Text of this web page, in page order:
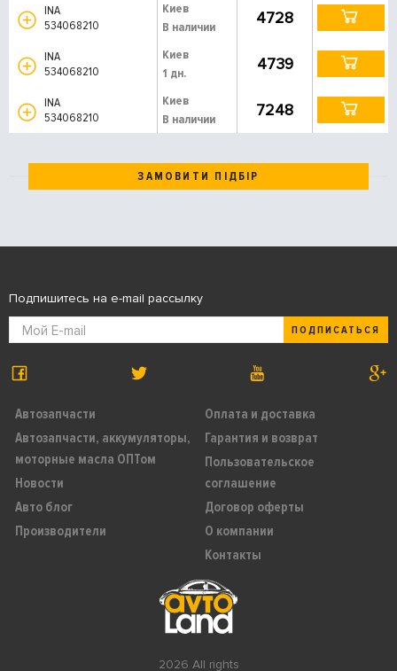
INA
534068210
Киев
В наличии
4728
INA
534068210
Киев
1 дн.
4739
INA
534068210
Киев
В наличии
7248
ЗАМОВИТИ ПІДБІР
2026 All rights
Автозапчасти
Автозапчасти, аккумуляторы,
моторные масла ОПТом
Новости
Авто блог
Производители
Оплата и доставка
Гарантия и возврат
Пользовательское
соглашение
Договор оферты
О компании
Контакты
Подпишитесь на e-mail рассылку
ПОДПИСАТЬСЯ